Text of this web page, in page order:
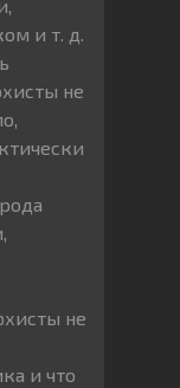
и т. д.
не
не
и что